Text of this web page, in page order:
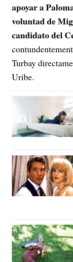
apoyar a
voluntad de
candidato del
Turbay
Uribe.